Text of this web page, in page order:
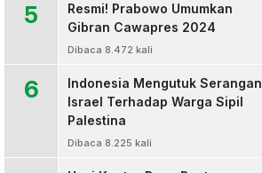
5
Resmi! Prabowo Umumkan
Gibran Cawapres 2024
Dibaca 8.472 kali
6
Indonesia Mengutuk Serangan
Israel Terhadap Warga Sipil
Palestina
Dibaca 8.225 kali